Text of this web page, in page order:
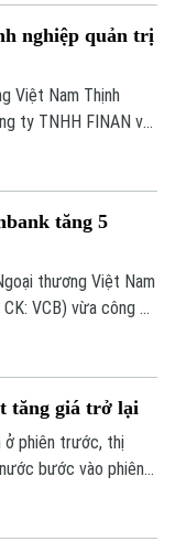
VN-Index giảm
0,95 điểm xuống
nghiệp quản trị
Việt Nam Thịnh
ty TNHH FINAN và
chi tiêu hiện đại, linh
tăng 5
thương Việt Nam
VCB) vừa công bố
tăng giá trở lại
ở phiên trước, thị
bước vào phiên